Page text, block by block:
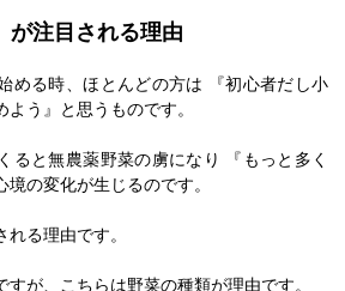
が注目される理由
める時、ほとんどの方は 『初心者だし小
う』と思うものです。
ると無農薬野菜の虜になり 『もっと多く
の変化が生じるのです。
る理由です。
すが、こちらは野菜の種類が理由です。